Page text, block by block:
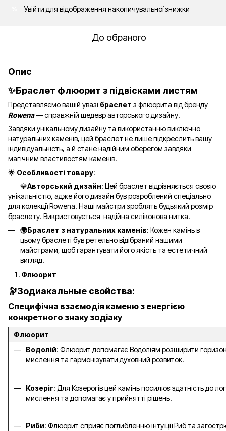
Увійти для відображення накопичувальної знижки
До обраного
Опис
✨Браслет флюорит з підвісками листям
Представляємо вашій увазі браслет з флюорита від бренду
Rowena— справжній шедевр авторського дизайну.
Завдяки унікальному дизайну та використанню виключно
натуральних каменів, цей браслет не лише підкреслить вашу
індивідуальність, а й стане надійним оберегом завдяки
магічним властивостям каменів.
🌟 Особливості товару:
💎Авторський дизайн: Цей браслет відрізняється своєю
унікальністю, адже його дизайн був розроблений спеціально
для колекції Rowena. Наші майстри зроблять будьякий розмір
браслету. Викристовується надійна силіконова нитка.
🌍Браслет з натуральних каменів: Кожен камінь в
цьому браслеті був ретельно відібраний нашими
майстрами, щоб гарантувати його якість та естетичний
вигляд.
Флюорит
🔭Зодиакальные свойства:
Специфічна взаємодія каменю з енергією
конкретного знаку зодіаку
Флюорит
Водолій: Флюорит допомагає Водоліям розширити
мислення та гармонізувати духовний розвиток.
Козеріг: Для Козерогів цей камінь посилює здатність до
мислення та допомагає у прийнятті рішень.
Риби: Флюорит сприяє поглибленню інтуїції Риб та